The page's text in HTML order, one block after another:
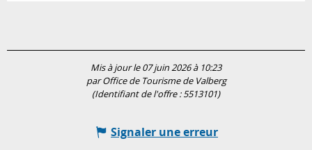
Mis à jour le 07 juin 2026 à 10:23
par Office de Tourisme de Valberg
(Identifiant de l'offre :5513101)
Signaler une erreur